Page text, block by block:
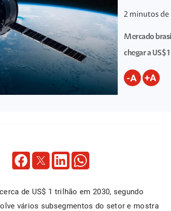
2 minutos de
Mercado
chegar a US$
de US$ 1 trilhão em 2030, segundo
vários subsegmentos do setor e mostra